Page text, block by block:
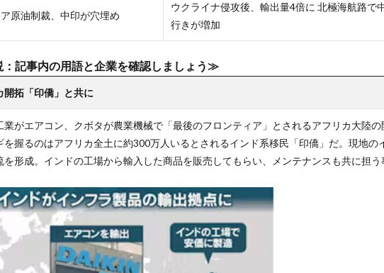
原油制裁、中印が穴埋め
ウクライナ侵攻後、輸出量4倍に 北極海航路で
行きが増加
記事内の用語と企業を確認しましょう≫
拓「印僑」と共に
業がエアコン、クボタが農業機械で「最後のフロンティア」とされるアフリカ大陸の
を握るのはアフリカ全土に約300万人いるとされるインド系移民「印僑」だ。現地の
を形成。インドの工場から輸入した商品を販売してもらい、メンテナンスも共に担う